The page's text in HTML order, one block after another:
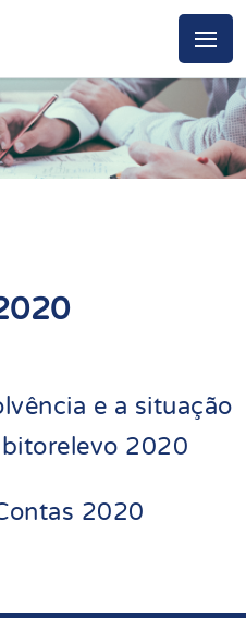
e a situação
2020
2020